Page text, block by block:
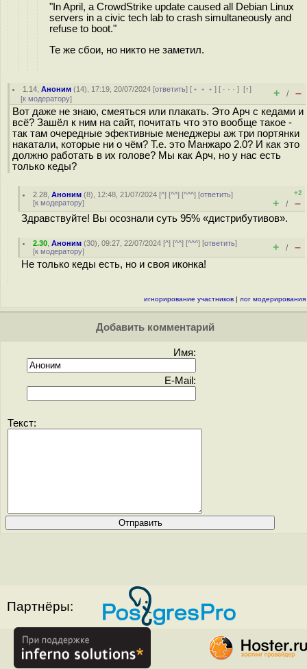
"In April, a CrowdStrike update caused all Debian Linux
servers in a civic tech lab to crash simultaneously and
refuse to boot."
Те же сбои, но никто не заметил.
1.14 ,Аноним (14), 17:19, 20/07/2024 [ответить] [ ﹢﹢﹢] [ · · ·][↑]
[к модератору] + / –
Вот даже не знаю, смеяться или плакать. Это Арч с кедами и
всё? Зашёл к ним на сайт, почитать что это вообще такое -
так там очередные эфективные менеджеры аж три портянки
накатали, которые ни о чём? Т.е. это Манжаро 2.0? И как это
должно работать в их голове? Мы как Арч, но у нас есть
только кеды?
2.28 ,Аноним (8), 12:48, 21/07/2024 [^] [^^] [^^^] [ответить]
[к модератору]
+2
+ / –
Здравствуйте! Вы осознали суть 95% «дистрибутивов».
2.30 ,Аноним (30), 09:27, 22/07/2024 [^] [^^] [^^^] [ответить]
[к модератору] + / –
Не только кеды есть, но и своя иконка!
игнорирование участников | лог модерирования
Добавить комментарий
Имя:
E-Mail:
Текст:
Партнёры: